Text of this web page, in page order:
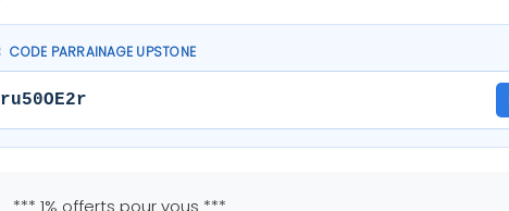
CODE PARRAINAGE UPSTONE
ru50OE2r
*** 1% offerts pour vous ***